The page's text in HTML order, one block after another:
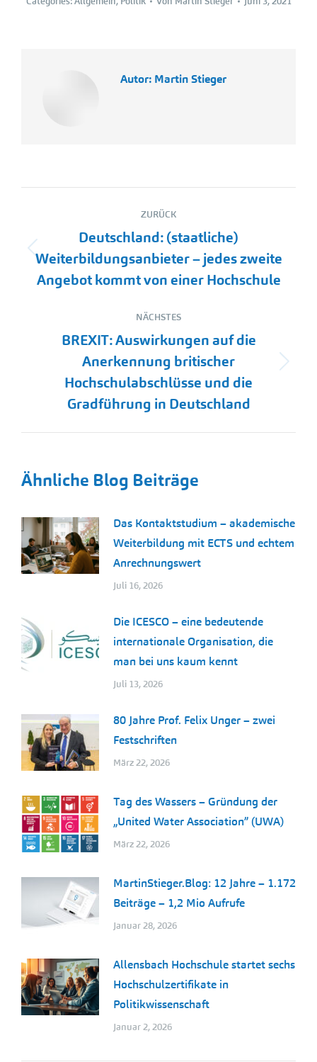
Autor: Martin Stieger
Kommentarnavigation
ZURÜCK
Vorheriger
Beitrag:
Deutschland: (staatliche)
Weiterbildungsanbieter – jedes zweite
Angebot kommt von einer Hochschule
NÄCHSTES
Nächster
Beitrag:
BREXIT: Auswirkungen auf die
Anerkennung britischer
Hochschulabschlüsse und die
Gradführung in Deutschland
Ähnliche Blog Beiträge
Das Kontaktstudium – akademische
Weiterbildung mit ECTS und echtem
Anrechnungswert
Juli 16, 2026
Die ICESCO – eine bedeutende
internationale Organisation, die
man bei uns kaum kennt
Juli 13, 2026
80 Jahre Prof. Felix Unger – zwei
Festschriften
März 22, 2026
Tag des Wassers – Gründung der
„United Water Association” (UWA)
März 22, 2026
MartinStieger.Blog: 12 Jahre – 1.172
Beiträge – 1,2 Mio Aufrufe
Januar 28, 2026
Allensbach Hochschule startet sechs
Hochschulzertifikate in
Politikwissenschaft
Januar 2, 2026